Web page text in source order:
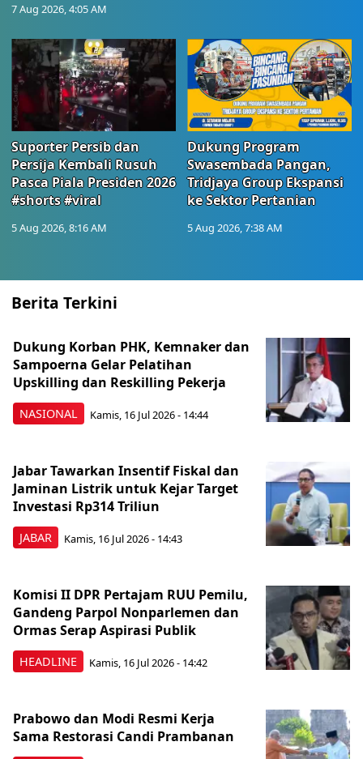
7 Aug 2026, 4:05 AM
Suporter Persib dan
Persija Kembali Rusuh
Pasca Piala Presiden 2026
#shorts #viral
5 Aug 2026, 8:16 AM
Dukung Program
Swasembada Pangan,
Tridjaya Group Ekspansi
ke Sektor Pertanian
5 Aug 2026, 7:38 AM
Berita Terkini
NASIONAL
Dukung Korban PHK, Kemnaker dan
Sampoerna Gelar Pelatihan
Upskilling dan Reskilling Pekerja
Kamis, 16 Jul 2026 - 14:44
JABAR
Jabar Tawarkan Insentif Fiskal dan
Jaminan Listrik untuk Kejar Target
Investasi Rp314 Triliun
Kamis, 16 Jul 2026 - 14:43
HEADLINE
Komisi II DPR Pertajam RUU Pemilu,
Gandeng Parpol Nonparlemen dan
Ormas Serap Aspirasi Publik
Kamis, 16 Jul 2026 - 14:42
Prabowo dan Modi Resmi Kerja
Sama Restorasi Candi Prambanan